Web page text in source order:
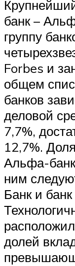
банк –
группу
Forbes и
общем
банков
деловой
7,7%,
12,7%.
Альфа-
ним
Банк и
долей